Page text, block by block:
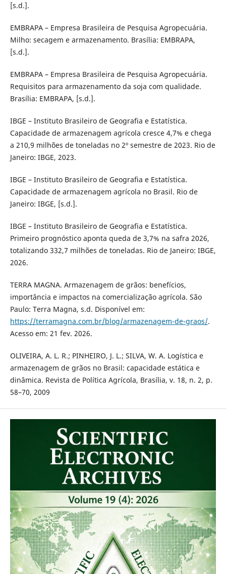
[s.d.].
EMBRAPA – Empresa Brasileira de Pesquisa Agropecuária.
Milho: secagem e armazenamento. Brasília: EMBRAPA,
[s.d.].
EMBRAPA – Empresa Brasileira de Pesquisa Agropecuária.
Requisitos para armazenamento da soja com qualidade.
Brasília: EMBRAPA, [s.d.].
IBGE – Instituto Brasileiro de Geografia e Estatística.
Capacidade de armazenagem agrícola cresce 4,7% e chega
a 210,9 milhões de toneladas no 2º semestre de 2023. Rio de
Janeiro: IBGE, 2023.
IBGE – Instituto Brasileiro de Geografia e Estatística.
Capacidade de armazenagem agrícola no Brasil. Rio de
Janeiro: IBGE, [s.d.].
IBGE – Instituto Brasileiro de Geografia e Estatística.
Primeiro prognóstico aponta queda de 3,7% na safra 2026,
totalizando 332,7 milhões de toneladas. Rio de Janeiro: IBGE,
2026.
TERRA MAGNA. Armazenagem de grãos: benefícios,
importância e impactos na comercialização agrícola. São
Paulo: Terra Magna, s.d. Disponível em:
https://terramagna.com.br/blog/armazenagem-de-graos/.
Acesso em: 21 fev. 2026.
OLIVEIRA, A. L. R.; PINHEIRO, J. L.; SILVA, W. A. Logística e
armazenagem de grãos no Brasil: capacidade estática e
dinâmica. Revista de Política Agrícola, Brasília, v. 18, n. 2, p.
58–70, 2009